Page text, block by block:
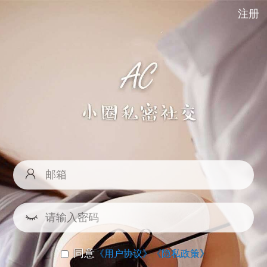
注册
同意《用户协议》《隐私政策》